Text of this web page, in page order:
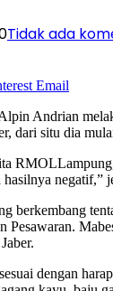
Tidak ada
Email
Andrian
dari situ dia
negatif,”
berkembang
dengan